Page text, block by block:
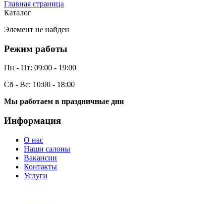
Главная страница
Каталог
Элемент не найден
Режим работы
Пн - Пт: 09:00 - 19:00
Сб - Вс: 10:00 - 18:00
Мы работаем в праздничные дни
Информация
О нас
Наши салоны
Вакансии
Контакты
Услуги